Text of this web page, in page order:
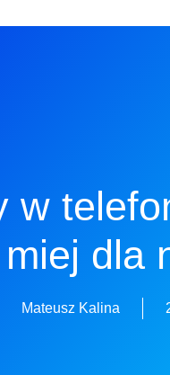
w
miej dla
Mateusz Kalina